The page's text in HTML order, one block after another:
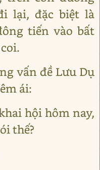
lại, đặc biệt là
tiến vào bất
vấn đề Lưu Dụ
ái:
hội hôm nay,
thế?